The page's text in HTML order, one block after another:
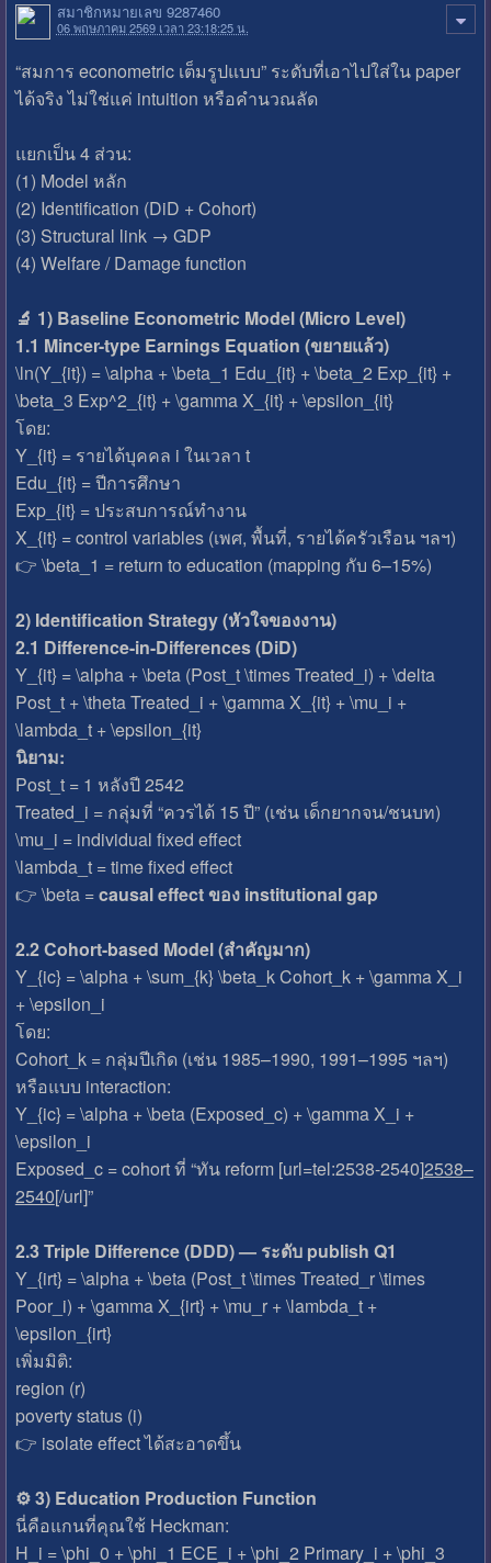
สมาชิกหมายเลข 9287460
06 พฤษภาคม 2569 เวลา 23:18:25 น.
“สมการ econometric เต็มรูปแบบ” ระดับที่เอาไปใส่ใน paper
ได้จริง ไม่ใช่แค่ intuition หรือคำนวณลัด
แยกเป็น 4 ส่วน:
(1) Model หลัก
(2) Identification (DiD + Cohort)
(3) Structural link → GDP
(4) Welfare / Damage function
🔬 1) Baseline Econometric Model (Micro Level)
1.1 Mincer-type Earnings Equation (ขยายแล้ว)
\ln(Y_{it}) = \alpha + \beta_1 Edu_{it} + \beta_2 Exp_{it} +
\beta_3 Exp^2_{it} + \gamma X_{it} + \epsilon_{it}
โดย:
Y_{it} = รายได้บุคคล i ในเวลา t
Edu_{it} = ปีการศึกษา
Exp_{it} = ประสบการณ์ทำงาน
X_{it} = control variables (เพศ, พื้นที่, รายได้ครัวเรือน ฯลฯ)
👉 \beta_1 = return to education (mapping กับ 6–15%)
2) Identification Strategy (หัวใจของงาน)
2.1 Difference-in-Differences (DiD)
Y_{it} = \alpha + \beta (Post_t \times Treated_i) + \delta
Post_t + \theta Treated_i + \gamma X_{it} + \mu_i +
\lambda_t + \epsilon_{it}
นิยาม:
Post_t = 1 หลังปี 2542
Treated_i = กลุ่มที่ “ควรได้ 15 ปี” (เช่น เด็กยากจน/ชนบท)
\mu_i = individual fixed effect
\lambda_t = time fixed effect
👉 \beta =causal effect ของ institutional gap
2.2 Cohort-based Model (สำคัญมาก)
Y_{ic} = \alpha + \sum_{k} \beta_k Cohort_k + \gamma X_i
+ \epsilon_i
โดย:
Cohort_k = กลุ่มปีเกิด (เช่น 1985–1990, 1991–1995 ฯลฯ)
หรือแบบ interaction:
Y_{ic} = \alpha + \beta (Exposed_c) + \gamma X_i +
\epsilon_i
Exposed_c = cohort ที่ “ทัน reform [url=tel:2538-2540]2538–
2540[/url]”
2.3 Triple Difference (DDD) — ระดับ publish Q1
Y_{irt} = \alpha + \beta (Post_t \times Treated_r \times
Poor_i) + \gamma X_{irt} + \mu_r + \lambda_t +
\epsilon_{irt}
เพิ่มมิติ:
region (r)
poverty status (i)
👉 isolate effect ได้สะอาดขึ้น
⚙️ 3) Education Production Function
นี่คือแกนที่คุณใช้ Heckman:
H_i = \phi_0 + \phi_1 ECE_i + \phi_2 Primary_i + \phi_3